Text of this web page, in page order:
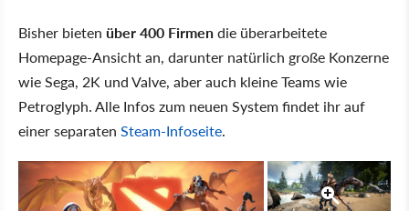
Bisher bieten über 400 Firmendie überarbeitete
Homepage-Ansicht an, darunter natürlich große Konzerne
wie Sega, 2K und Valve, aber auch kleine Teams wie
Petroglyph. Alle Infos zum neuen System findet ihr auf
einer separaten Steam-Infoseite.